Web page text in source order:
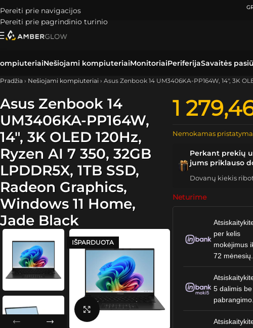
Pereiti prie navigacijos
Pereiti prie pagrindinio turinio
Nešiojami kompiuteriaiMonitoriaiPeriferijaSavaitės
Pradžia › Nešiojami kompiuteriai › Asus Zenbook 14 UM3406KA-PP164W, 14″, 3K
Asus Zenbook 14
UM3406KA-PP164W,
14″, 3K OLED 120Hz,
Ryzen AI 7 350, 32GB
LPDDR5X, 1TB SSD,
Radeon Graphics,
Windows 11 Home,
Jade Black
IŠPARDUOTA
Spustelėkite, kad padidintumėte
1
Nemokamas
Perkant prekių
jums priklauso
Dovanų kiekis
Neturime
per kelis
mokėjimus
72 mėnesių.
5 dalimis be
pabrangimo.